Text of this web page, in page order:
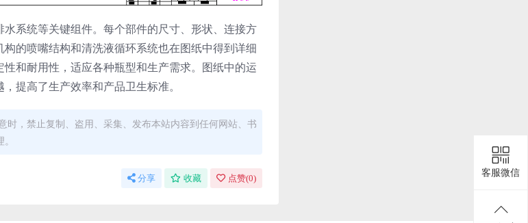
系统等关键组件。每个部件的尺寸、形状、连接方
的喷嘴结构和清洗液循环系统也在图纸中得到详细
和耐用性，适应各种瓶型和生产需求。图纸中的运
提高了生产效率和产品卫生标准。
，禁止复制、盗用、采集、发布本站内容到任何网站、书
分享 收藏 点赞(0)
客服微信